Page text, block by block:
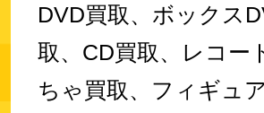
DVD買取、ボックス
取、CD買取、レコー
ちゃ買取、フィギュ